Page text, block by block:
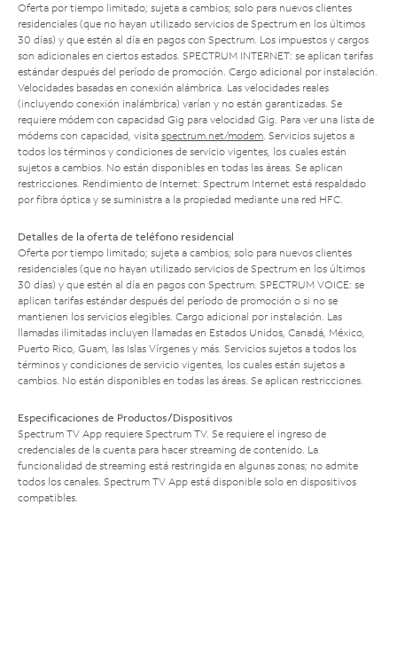
Oferta por tiempo limitado; sujeta a cambios; solo para nuevos clientes
residenciales (que no hayan utilizado servicios de Spectrum en los últimos
30 días) y que estén al día en pagos con Spectrum. Los impuestos y cargos
son adicionales en ciertos estados. SPECTRUM INTERNET: se aplican tarifas
estándar después del período de promoción. Cargo adicional por instalación.
Velocidades basadas en conexión alámbrica. Las velocidades reales
(incluyendo conexión inalámbrica) varían y no están garantizadas. Se
requiere módem con capacidad Gig para velocidad Gig. Para ver una lista de
módems con capacidad, visita spectrum.net/modem. Servicios sujetos a
todos los términos y condiciones de servicio vigentes, los cuales están
sujetos a cambios. No están disponibles en todas las áreas. Se aplican
restricciones. Rendimiento de Internet: Spectrum Internet está respaldado
por fibra óptica y se suministra a la propiedad mediante una red HFC.
Detalles de la oferta de teléfono residencial
Oferta por tiempo limitado; sujeta a cambios; solo para nuevos clientes
residenciales (que no hayan utilizado servicios de Spectrum en los últimos
30 días) y que estén al día en pagos con Spectrum. SPECTRUM VOICE: se
aplican tarifas estándar después del período de promoción o si no se
mantienen los servicios elegibles. Cargo adicional por instalación. Las
llamadas ilimitadas incluyen llamadas en Estados Unidos, Canadá, México,
Puerto Rico, Guam, las Islas Vírgenes y más. Servicios sujetos a todos los
términos y condiciones de servicio vigentes, los cuales están sujetos a
cambios. No están disponibles en todas las áreas. Se aplican restricciones.
Especificaciones de Productos/Dispositivos
Spectrum TV App requiere Spectrum TV. Se requiere el ingreso de
credenciales de la cuenta para hacer streaming de contenido. La
funcionalidad de streaming está restringida en algunas zonas; no admite
todos los canales. Spectrum TV App está disponible solo en dispositivos
compatibles.